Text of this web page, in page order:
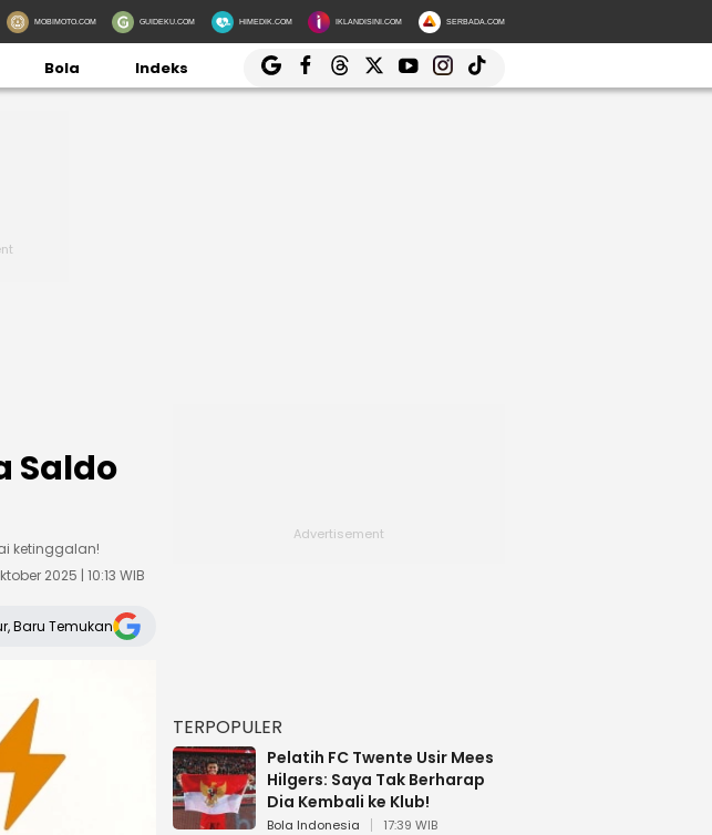
MOBIMOTO.COM GUIDEKU.COM HIMEDIK.COM IKLANDISINI.COM SERBADA.COM
Bola Indeks
Saldo
ketinggalan!
2025 | 10:13 WIB
Baru Temukan
TERPOPULER
Pelatih FC Twente Usir Mees
Hilgers: Saya Tak Berharap
Dia Kembali ke Klub!
Bola Indonesia 17:39 WIB